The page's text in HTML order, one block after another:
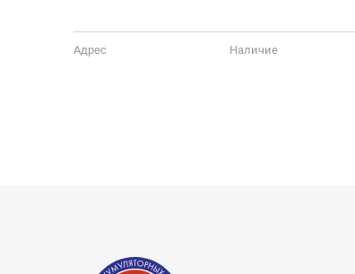
Адрес Наличие